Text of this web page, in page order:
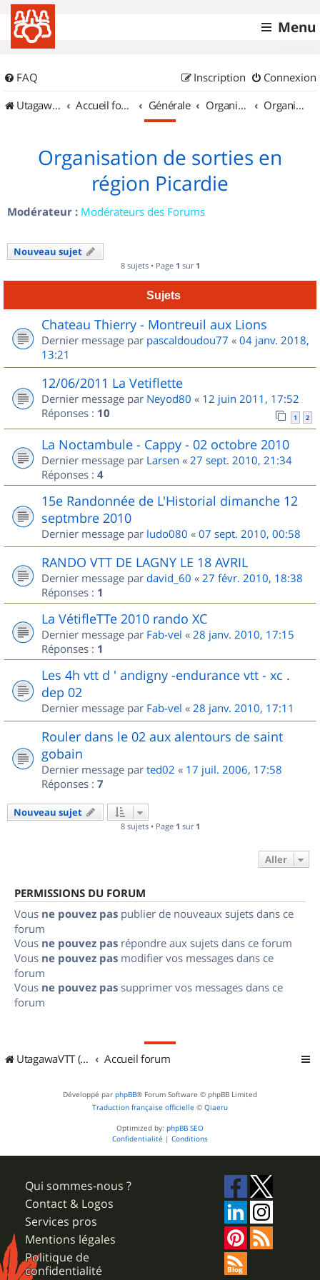
Menu
FAQ Connexion
Inscription
UtagawaVTT (Randos VTT et VTTAE avec traces GPS)
Accueil forum Générale Organisation de sorties & Recherche de partenaires Organisation de sorties en région Picardie
Organisation de sorties en
région Picardie
Modérateur : Modérateurs des Forums
Nouveau sujet
8 sujets • Page 1 sur 1
Sujets
Chateau Thierry - Montreuil aux Lions
Dernier message par pascaldoudou77 « 04 janv. 2018,
13:21
12/06/2011 La Vetiflette
Dernier message par Neyod80 « 12 juin 2011, 17:52
Réponses : 10 1 2
La Noctambule - Cappy - 02 octobre 2010
Dernier message par Larsen « 27 sept. 2010, 21:34
Réponses : 4
15e Randonnée de L'Historial dimanche 12
septmbre 2010
Dernier message par ludo080 « 07 sept. 2010, 00:58
RANDO VTT DE LAGNY LE 18 AVRIL
Dernier message par david_60 « 27 févr. 2010, 18:38
Réponses : 1
La VétifleTTe 2010 rando XC
Dernier message par Fab-vel « 28 janv. 2010, 17:15
Réponses : 1
Les 4h vtt d ' andigny -endurance vtt - xc .
dep 02
Dernier message par Fab-vel « 28 janv. 2010, 17:11
Rouler dans le 02 aux alentours de saint
gobain
Dernier message par ted02 « 17 juil. 2006, 17:58
Réponses : 7
Nouveau sujet
8 sujets • Page 1 sur 1
Aller
PERMISSIONS DU FORUM
Vous ne pouvez pas publier de nouveaux sujets dans ce
forum
Vous ne pouvez pas répondre aux sujets dans ce forum
Vous ne pouvez pas modifier vos messages dans ce
forum
Vous ne pouvez pas supprimer vos messages dans ce
forum
UtagawaVTT (Randos VTT et VTTAE avec traces GPS) Accueil forum
Développé par phpBB® Forum Software © phpBB Limited
Traduction française officielle © Qiaeru
Optimized by: phpBB SEO
Confidentialité | Conditions
Qui sommes-nous ?
Contact & Logos
Services pros
Mentions légales
Politique de
confidentialité